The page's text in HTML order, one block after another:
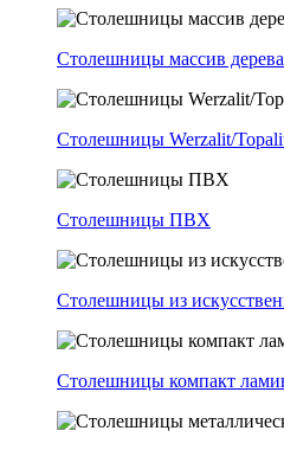
Столешницы массив дерева
Столешницы Werzalit/
Столешницы ПВХ
Столешницы из
Столешницы компакт